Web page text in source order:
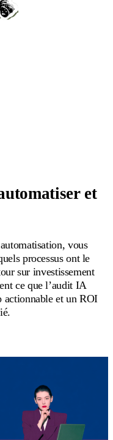
et
vous
processus ont le
sur investissement
ce que l’audit IA
actionnable et un ROI